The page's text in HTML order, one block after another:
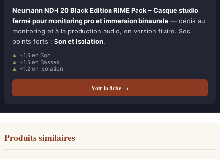
Neumann NDH 20 Black Edition RIME Pack – Casque studio
fermé pour monitoring pro et immersion binaurale — dédié au
monitoring et à la production audio, en version filaire. Ses
points forts : Son et Isolation.
+1.6 en Son
+1.5 en Basses
+1.2 en Isolation
Voir la fiche →
Produits similaires